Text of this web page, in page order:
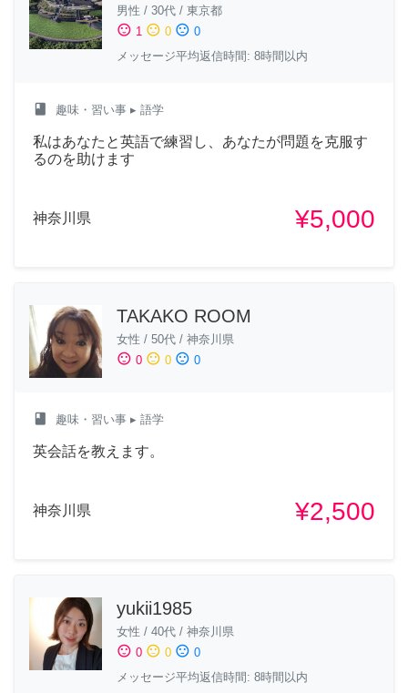
男性 / 30代 / 東京都
sentiment_satisfied 1 sentiment_neutral 0 sentiment_dissatisfied 0
メッセージ平均返信時間: 8時間以内
class 趣味・習い事 ▸ 語学
私はあなたと英語で練習し、あなたが問題を克服す
るのを助けます
神奈川県 ¥5,000
TAKAKO ROOM
女性 / 50代 / 神奈川県
sentiment_satisfied 0 sentiment_neutral 0 sentiment_dissatisfied 0
class 趣味・習い事 ▸ 語学
英会話を教えます。
神奈川県 ¥2,500
yukii1985
女性 / 40代 / 神奈川県
sentiment_satisfied 0 sentiment_neutral 0 sentiment_dissatisfied 0
メッセージ平均返信時間: 8時間以内